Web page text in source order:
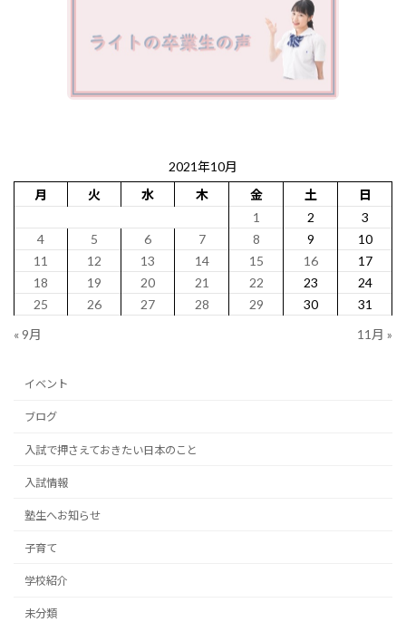
2021年10月
月
火 水 木 金 土
日
1
2
3
4
5 6 7 8 9
10
11
12 13 14 15 16
17
18
19 20 21 22 23
24
25
26 27 28 29 30
31
« 9月
11月 »
イベント
ブログ
入試で押さえておきたい日本のこと
入試情報
塾生へお知らせ
子育て
学校紹介
未分類